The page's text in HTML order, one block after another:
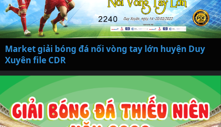
Market giải bóng đá nối vòng tay lớn huyện Duy
Xuyên file CDR